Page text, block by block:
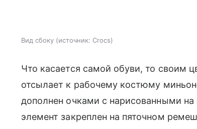
Вид сбоку источник: Crocs
Что касается самой обуви, то своим
отсылает к рабочему костюму
дополнен очками с нарисованными
элемент закреплен на пяточном